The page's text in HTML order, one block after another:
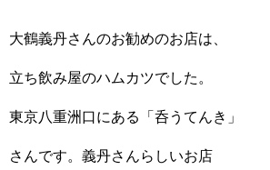
大鶴義丹さんのお勧めのお店は、
立ち飲み屋のハムカツでした。
東京八重洲口にある「呑うてんき」
さんです。義丹さんらしいお店